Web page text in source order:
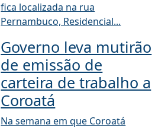
fica localizada na rua
Pernambuco, Residencial...
Governo leva mutirão
de emissão de
carteira de trabalho a
Coroatá
Na semana em que Coroatá